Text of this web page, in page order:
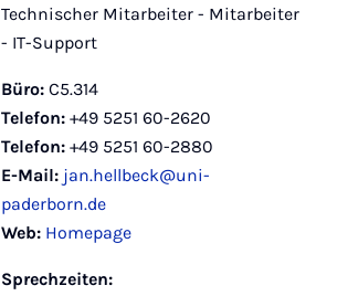
Technischer Mitarbeiter - Mitarbeiter
- IT-Support
Büro: C5.314
Telefon: +49 5251 60-2620
Telefon: +49 5251 60-2880
E-Mail: jan.hellbeck@uni-
paderborn.de
Web: Homepage
Sprechzeiten: